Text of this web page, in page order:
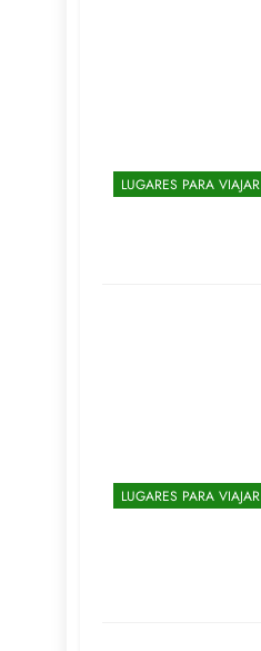
LUGARES PARA VIAJAR
LUGARES PARA VIAJAR